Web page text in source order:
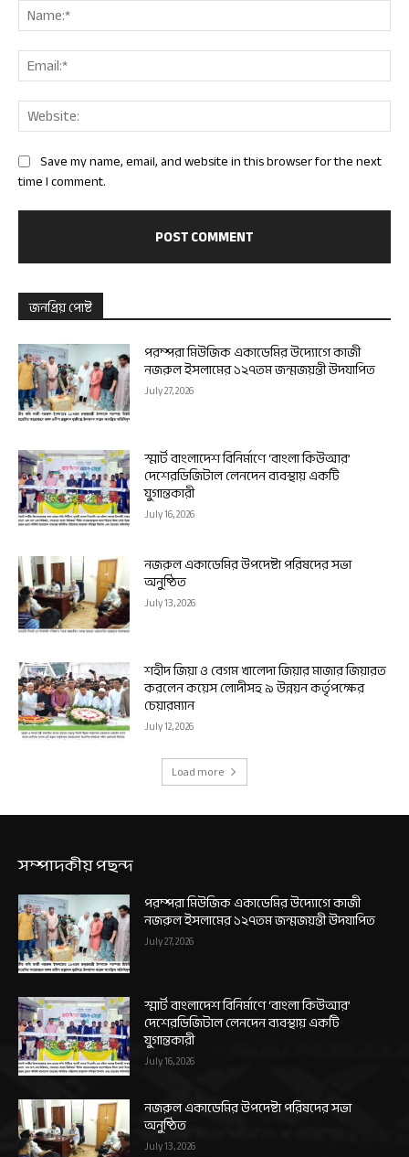
Save my name, email, and website in this browser for the next
time I comment.
জনপ্রিয় পোষ্ট
পরম্পরা মিউজিক একাডেমির উদ্যোগে কাজী
নজরুল ইসলামের ১২৭তম জন্মজয়ন্তী উদযাপিত
July 27, 2026
স্মার্ট বাংলাদেশ বিনির্মাণে ‘বাংলা কিউআর’
দেশেরডিজিটাল লেনদেন ব্যবস্থায় একটি
যুগান্তকারী
July 16, 2026
নজরুল একাডেমির উপদেষ্টা পরিষদের সভা
অনুষ্ঠিত
July 13, 2026
শহীদ জিয়া ও বেগম খালেদা জিয়ার মাজার জিয়ারত
করলেন কয়েস লোদীসহ ৯ উন্নয়ন কর্তৃপক্ষের
চেয়ারম্যান
July 12, 2026
Load more
সম্পাদকীয় পছন্দ
পরম্পরা মিউজিক একাডেমির উদ্যোগে কাজী
নজরুল ইসলামের ১২৭তম জন্মজয়ন্তী উদযাপিত
July 27, 2026
স্মার্ট বাংলাদেশ বিনির্মাণে ‘বাংলা কিউআর’
দেশেরডিজিটাল লেনদেন ব্যবস্থায় একটি
যুগান্তকারী
July 16, 2026
নজরুল একাডেমির উপদেষ্টা পরিষদের সভা
অনুষ্ঠিত
July 13, 2026